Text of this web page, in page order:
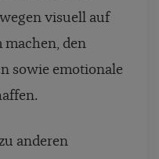
visuell auf
machen, den
sowie emotionale
anderen